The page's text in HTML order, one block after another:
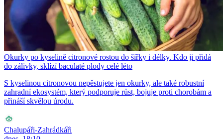
Okurky po kyselině citronové rostou do šířky i délky. Kdo ji přidá
do zálivky, sklízí baculaté plody celé léto
S kyselinou citronovou nepěstujete jen okurky, ale také robustní
zahradní ekosystém, který podporuje růst, bojuje proti chorobám a
přináší skvělou úrodu.
Chalupáři-Zahrádkáři